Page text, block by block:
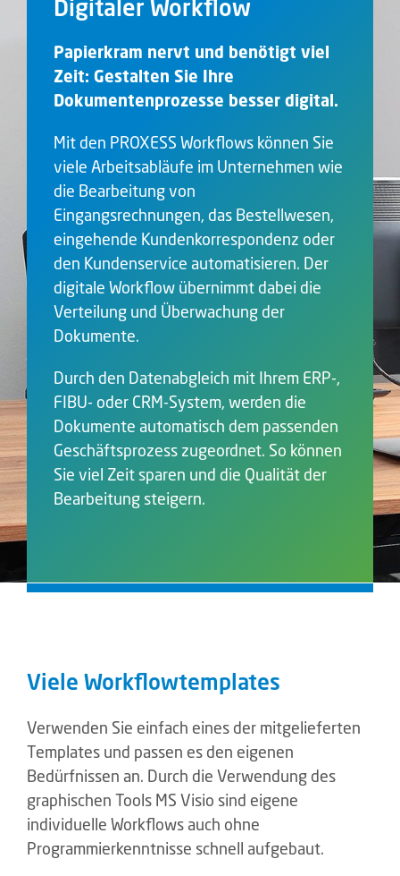
Digitaler Workflow
Papierkram nervt und benötigt viel
Zeit: Gestalten Sie Ihre
Dokumentenprozesse besser digital.
Mit den PROXESS Workflows können Sie
viele Arbeitsabläufe im Unternehmen wie
die Bearbeitung von
Eingangsrechnungen, das Bestellwesen,
eingehende Kundenkorrespondenz oder
den Kundenservice automatisieren. Der
digitale Workflow übernimmt dabei die
Verteilung und Überwachung der
Dokumente.
Durch den Datenabgleich mit Ihrem ERP-,
FIBU- oder CRM-System, werden die
Dokumente automatisch dem passenden
Geschäftsprozess zugeordnet. So können
Sie viel Zeit sparen und die Qualität der
Bearbeitung steigern.
Viele Workflowtemplates
Verwenden Sie einfach eines der mitgelieferten
Templates und passen es den eigenen
Bedürfnissen an. Durch die Verwendung des
graphischen Tools MS Visio sind eigene
individuelle Workflows auch ohne
Programmierkenntnisse schnell aufgebaut.